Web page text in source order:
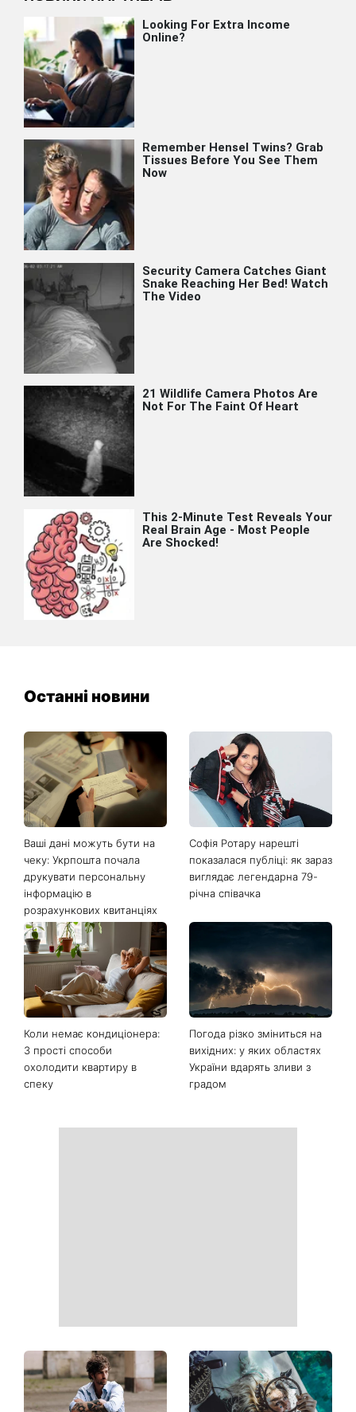
Останні новини
Ваші дані можуть бути на
чеку: Укрпошта почала
друкувати персональну
інформацію в
розрахункових квитанціях
Софія Ротару нарешті
показалася публіці: як зараз
виглядає легендарна 79-
річна співачка
Коли немає кондиціонера:
3 прості способи
охолодити квартиру в
спеку
Погода різко зміниться на
вихідних: у яких областях
України вдарять зливи з
градом